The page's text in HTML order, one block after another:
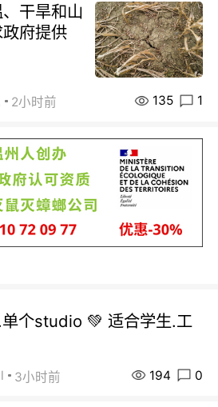
干旱和山
府提供
2小时前 135 1
个studio 💚 适合学生.工
3小时前 194 0